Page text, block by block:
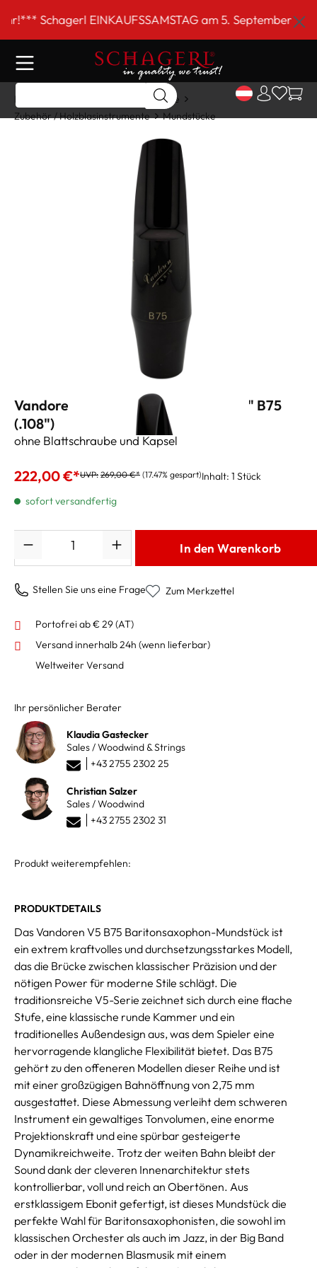
springen
Schagerl EINKAUFSSAMSTAG am 5. September von 9
Home
Holzblasinstrumente
Zubehör / Holzblasinstrumente
Mundstücke
Vandoren Baritonsaxmundstück "V5" B75
(.108")
ohne Blattschraube und Kapsel
222,00 €*UVP: 269,00 €* (17.47% gespart)Inhalt: 1 Stück
sofort versandfertig
In den Warenkorb
Stellen Sie uns eine Frage Zum Merkzettel
Portofrei ab € 29 (AT)
Versand innerhalb 24h (wenn lieferbar)
Weltweiter Versand
Ihr persönlicher Berater
Klaudia Gastecker
Sales / Woodwind & Strings
+43 2755 2302 25
Christian Salzer
Sales / Woodwind
+43 2755 2302 31
Produkt weiterempfehlen:
PRODUKTDETAILS
Das Vandoren V5 B75 Baritonsaxophon-Mundstück ist
ein extrem kraftvolles und durchsetzungsstarkes Modell,
das die Brücke zwischen klassischer Präzision und der
nötigen Power für moderne Stile schlägt. Die
traditionsreiche V5-Serie zeichnet sich durch eine flache
Stufe, eine klassische runde Kammer und ein
traditionelles Außendesign aus, was dem Spieler eine
hervorragende klangliche Flexibilität bietet. Das B75
gehört zu den offeneren Modellen dieser Reihe und ist
mit einer großzügigen Bahnöffnung von 2,75 mm
ausgestattet. Diese Abmessung verleiht dem schweren
Instrument ein gewaltiges Tonvolumen, eine enorme
Projektionskraft und eine spürbar gesteigerte
Dynamikreichweite. Trotz der weiten Bahn bleibt der
Sound dank der cleveren Innenarchitektur stets
kontrollierbar, voll und reich an Obertönen. Aus
erstklassigem Ebonit gefertigt, ist dieses Mundstück die
perfekte Wahl für Baritonsaxophonisten, die sowohl im
klassischen Orchester als auch im Jazz, in der Big Band
oder in der modernen Blasmusik mit einem